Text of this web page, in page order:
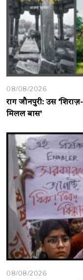
08/08/2026
राग जौनपुरी: उस
मिलल बास’
08/08/2026